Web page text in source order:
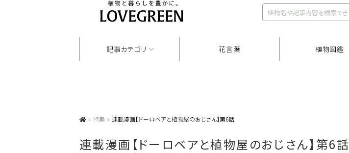
記事カテゴリ 花言葉 植物図鑑
特集 連載漫画【ドーロベアと植物屋のおじさん】第6話
連載漫画【ドーロベアと植物屋のおじさん】第6話